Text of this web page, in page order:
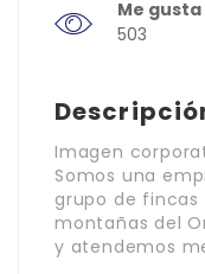
Me gusta
503
Imagen
Somos una
grupo de fincas
montañas del
y atendemos